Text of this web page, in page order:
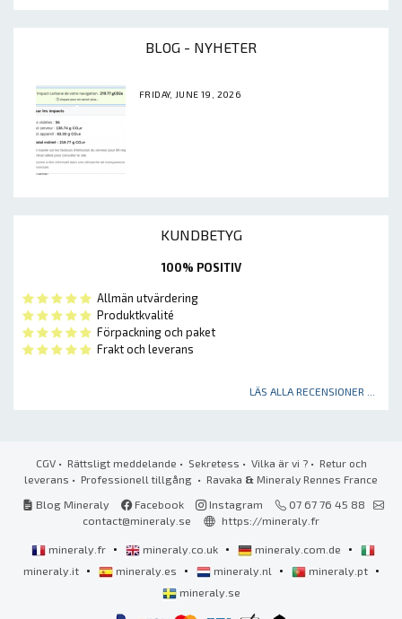
BLOG - NYHETER
FRIDAY, JUNE 19, 2026
KUNDBETYG
100% POSITIV
Allmän utvärdering
Produktkvalité
Förpackning och paket
Frakt och leverans
LÄS ALLA RECENSIONER ...
CGV• Rättsligt meddelande • Sekretess • Vilka är vi ?• Retur och
leverans • Professionell tillgång • Ravaka & Mineraly Rennes France
Blog Mineraly
Facebook Instagram
07 67 76 45 88
contact@mineraly.se
https://mineraly.fr
mineraly.fr • mineraly.co.uk • mineraly.com.de •
mineraly.it • mineraly.es • mineraly.nl • mineraly.pt •
mineraly.se